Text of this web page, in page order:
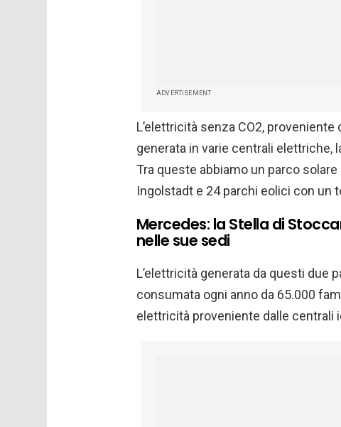
ADVERTISEMENT
L’elettricità senza CO2,
generata in varie centrali elettriche,
Tra queste abbiamo un parco
Ingolstadt e 24 parchi eolici con un
Mercedes: la Stella di
nelle sue sedi
L’elettricità generata da questi due
consumata ogni anno da 65.000
elettricità proveniente dalle centrali